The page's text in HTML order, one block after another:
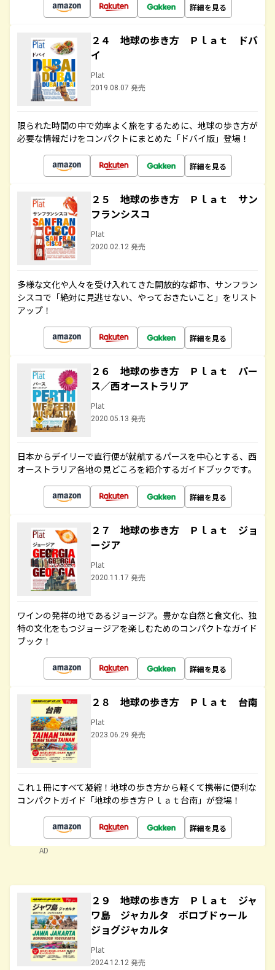
詳細を見る
２４ 地球の歩き方 Ｐｌａｔ ドバ
イ
Plat
2019.08.07 発売
限られた時間の中で効率よく旅をするために、地球の歩き方が
必要な情報だけをコンパクトにまとめた「ドバイ版」登場！
詳細を見る
２５ 地球の歩き方 Ｐｌａｔ サン
フランシスコ
Plat
2020.02.12 発売
多様な文化や人々を受け入れてきた開放的な都市、サンフラン
シスコで「絶対に見逃せない、やっておきたいこと」をリスト
アップ！
詳細を見る
２６ 地球の歩き方 Ｐｌａｔ パー
ス／西オーストラリア
Plat
2020.05.13 発売
日本からデイリーで直行便が就航するパースを中心とする、西
オーストラリア各地の見どころを紹介するガイドブックです。
詳細を見る
２７ 地球の歩き方 Ｐｌａｔ ジョ
ージア
Plat
2020.11.17 発売
ワインの発祥の地であるジョージア。豊かな自然と食文化、独
特の文化をもつジョージアを楽しむためのコンパクトなガイド
ブック！
詳細を見る
２８ 地球の歩き方 Ｐｌａｔ 台南
Plat
2023.06.29 発売
これ１冊にすべて凝縮！地球の歩き方から軽くて携帯に便利な
コンパクトガイド「地球の歩き方Ｐｌａｔ台南」が登場！
詳細を見る
AD
２９ 地球の歩き方 Ｐｌａｔ ジャ
ワ島 ジャカルタ ボロブドゥール
ジョグジャカルタ
Plat
2024.12.12 発売